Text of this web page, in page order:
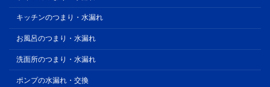
キッチンのつまり・水漏れ
お風呂のつまり・水漏れ
洗面所のつまり・水漏れ
ポンプの水漏れ・交換